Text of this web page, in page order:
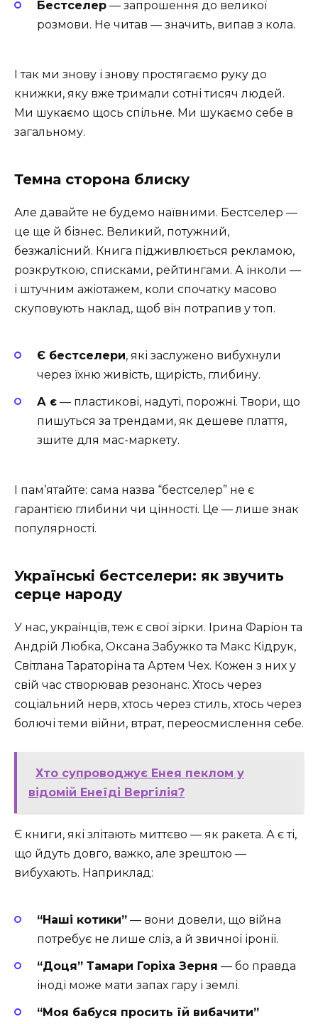
Бестселер — запрошення до великої
розмови. Не читав — значить, випав з кола.
І так ми знову і знову простягаємо руку до
книжки, яку вже тримали сотні тисяч людей.
Ми шукаємо щось спільне. Ми шукаємо себе в
загальному.
Темна сторона блиску
Але давайте не будемо наївними. Бестселер —
це ще й бізнес. Великий, потужний,
безжалісний. Книга підживлюється рекламою,
розкруткою, списками, рейтингами. А інколи —
і штучним ажіотажем, коли спочатку масово
скуповують наклад, щоб він потрапив у топ.
Є бестселери, які заслужено вибухнули
через їхню живість, щирість, глибину.
А є — пластикові, надуті, порожні. Твори, що
пишуться за трендами, як дешеве плаття,
зшите для мас-маркету.
І пам’ятайте: сама назва “бестселер” не є
гарантією глибини чи цінності. Це — лише знак
популярності.
Українські бестселери: як звучить
серце народу
У нас, українців, теж є свої зірки. Ірина Фаріон та
Андрій Любка, Оксана Забужко та Макс Кідрук,
Світлана Тараторіна та Артем Чех. Кожен з них у
свій час створював резонанс. Хтось через
соціальний нерв, хтось через стиль, хтось через
болючі теми війни, втрат, переосмислення себе.
Хто супроводжує Енея пеклом у
відомій Енеїді Вергілія?
Є книги, які злітають миттєво — як ракета. А є ті,
що йдуть довго, важко, але зрештою —
вибухають. Наприклад:
“Наші котики” — вони довели, що війна
потребує не лише сліз, а й звичної іронії.
“Доця” Тамари Горіха Зерня — бо правда
іноді може мати запах гару і землі.
“Моя бабуся просить їй вибачити”